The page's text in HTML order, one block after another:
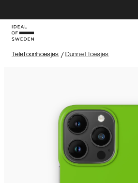
Telefoonhoesjes / Dunne Hoesjes